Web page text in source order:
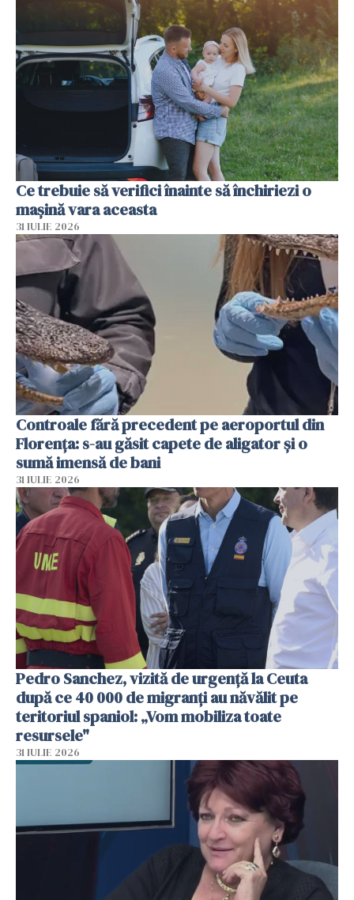
Ce trebuie să verifici înainte să închiriezi o
mașină vara aceasta
31 IULIE 2026
Controale fără precedent pe aeroportul din
Florența: s-au găsit capete de aligator și o
sumă imensă de bani
31 IULIE 2026
Pedro Sanchez, vizită de urgență la Ceuta
după ce 40 000 de migranți au năvălit pe
teritoriul spaniol: „Vom mobiliza toate
resursele"
31 IULIE 2026